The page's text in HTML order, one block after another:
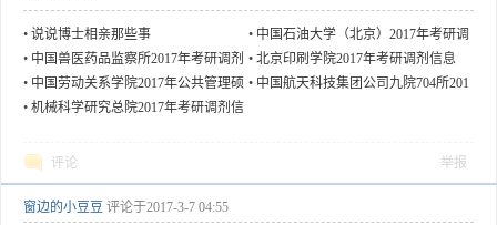
• 说说博士相亲那些事 • 中国石油大学（北京）2017年考研调
剂信息
• 中国兽医药品监察所2017年考研调剂
信息
• 北京印刷学院2017年考研调剂信息
• 中国劳动关系学院2017年公共管理硕
士研究生调剂信息
• 中国航天科技集团公司九院704所201
• 机械科学研究总院2017年考研调剂信
评论 举报
窗边的小豆豆 评论于2017-3-7 04:55